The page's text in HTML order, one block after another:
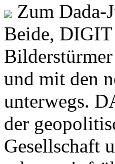
Zum Dada-
Beide,
und mit den
unterwegs.
der
Gesellschaft